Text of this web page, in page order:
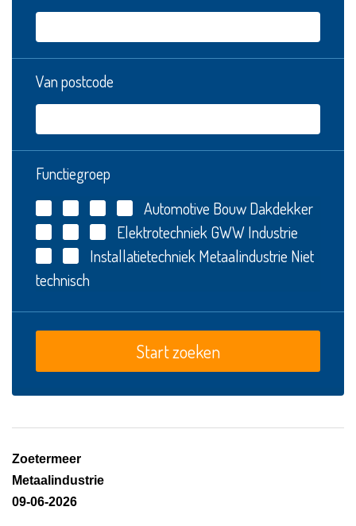
Van postcode
Functiegroep
Automotive BouwDakdekker
Elektrotechniek GWWIndustrie
Installatietechniek Metaalindustrie Niet
technisch
Zoetermeer
Metaalindustrie
09-06-2026